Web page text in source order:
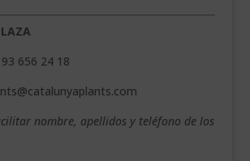
93 656 24 18
nombre, apellidos y teléfono de los